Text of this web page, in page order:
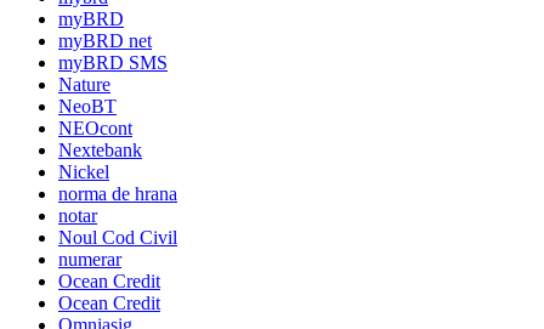
myBRD
myBRD net
myBRD SMS
Nature
NeoBT
NEOcont
Nextebank
Nickel
norma de hrana
notar
Noul Cod Civil
numerar
Ocean Credit
Ocean Credit